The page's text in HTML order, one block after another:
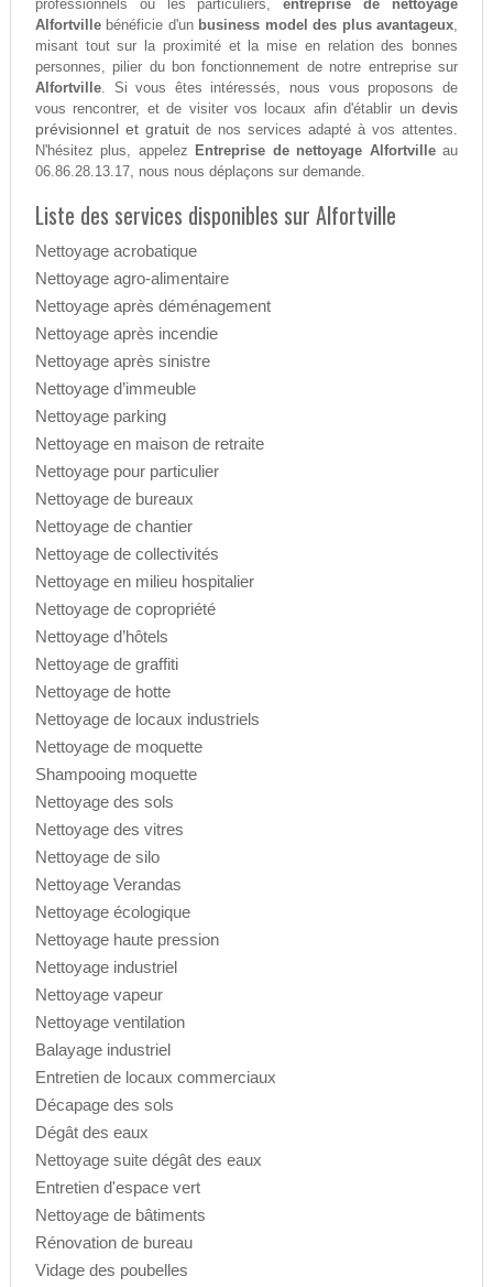
professionnels ou les particuliers,entreprise de nettoyage
Alfortvillebénéficie d'un business model des plus avantageux,
misant tout sur la proximité et la mise en relation des bonnes
personnes, pilier du bon fonctionnement de notre entreprise sur
Alfortville. Si vous êtes intéressés, nous vous proposons de
vous rencontrer, et de visiter vos locaux afin d'établir undevis
prévisionnel et gratuitde nos services adapté à vos attentes.
N'hésitez plus, appelez Entreprise de nettoyage Alfortvilleau
06.86.28.13.17, nous nous déplaçons sur demande.
Liste des services disponibles sur Alfortville
Nettoyage acrobatique
Nettoyage agro-alimentaire
Nettoyage après déménagement
Nettoyage après incendie
Nettoyage après sinistre
Nettoyage d’immeuble
Nettoyage parking
Nettoyage en maison de retraite
Nettoyage pour particulier
Nettoyage de bureaux
Nettoyage de chantier
Nettoyage de collectivités
Nettoyage en milieu hospitalier
Nettoyage de copropriété
Nettoyage d’hôtels
Nettoyage de graffiti
Nettoyage de hotte
Nettoyage de locaux industriels
Nettoyage de moquette
Shampooing moquette
Nettoyage des sols
Nettoyage des vitres
Nettoyage de silo
Nettoyage Verandas
Nettoyage écologique
Nettoyage haute pression
Nettoyage industriel
Nettoyage vapeur
Nettoyage ventilation
Balayage industriel
Entretien de locaux commerciaux
Décapage des sols
Dégât des eaux
Nettoyage suite dégât des eaux
Entretien d'espace vert
Nettoyage de bâtiments
Rénovation de bureau
Vidage des poubelles